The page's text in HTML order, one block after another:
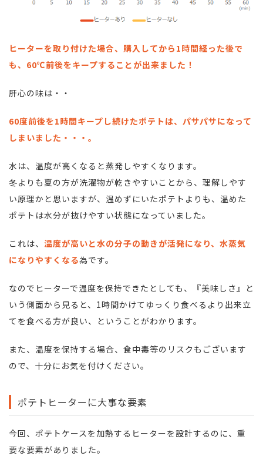
ヒーターを取り付けた場合、購入してから1時間経った後で
も、60℃前後をキープすることが出来ました！
肝心の味は・・
60度前後を1時間キープし続けたポテトは、パサパサになって
しまいました・・・。
水は、温度が高くなると蒸発しやすくなります。
冬よりも夏の方が洗濯物が乾きやすいことから、理解しやす
い原理かと思いますが、温めずにいたポテトよりも、温めた
ポテトは水分が抜けやすい状態になっていました。
これは、 温度が高いと水の分子の動きが活発になり、水蒸気
になりやすくなる為です。
なのでヒーターで温度を保持できたとしても、『美味しさ』と
いう側面から見ると、1時間かけてゆっくり食べるより出来立
てを食べる方が良い、ということがわかります。
また、温度を保持する場合、食中毒等のリスクもございます
ので、十分にお気を付けください。
ポテトヒーターに大事な要素
今回、ポテトケースを加熱するヒーターを設計するのに、重
要な要素がありました。